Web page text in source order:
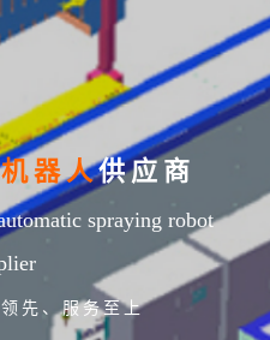
器人供应商
spraying robot
先、服务至上